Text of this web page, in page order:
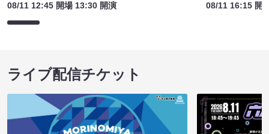
08/11 12:45 開場 13:30 開演
08/11 16:15 開
ライブ配信チケット